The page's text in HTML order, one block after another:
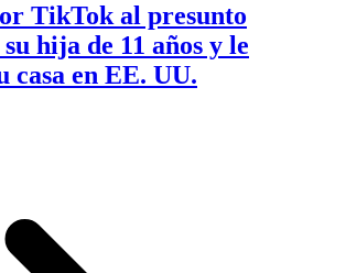
TikTok al presunto
hija de 11 años y le
casa en EE. UU.